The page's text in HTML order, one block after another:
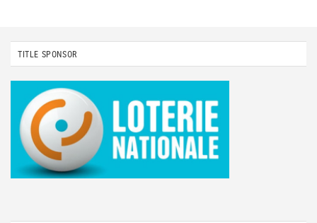
TITLE SPONSOR